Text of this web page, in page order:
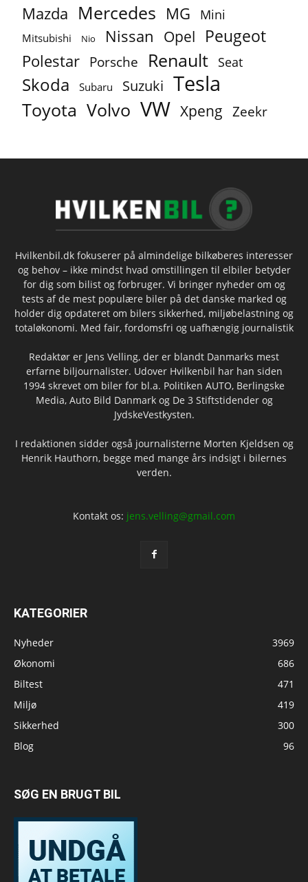
Mazda Mercedes MG Mini
Mitsubishi Nio Nissan Opel Peugeot
Polestar Porsche Renault Seat
Skoda Subaru Suzuki Tesla
Toyota Volvo VW Xpeng Zeekr
Hvilkenbil.dk fokuserer på almindelige bilkøberes interesser
og behov – ikke mindst hvad omstillingen til elbiler betyder
for dig som bilist og forbruger. Vi bringer nyheder om og
tests af de mest populære biler på det danske marked og
holder dig opdateret om bilers sikkerhed, miljøbelastning og
totaløkonomi. Med fair, fordomsfri og uafhængig journalistik
Redaktør er Jens Velling, der er blandt Danmarks mest
erfarne biljournalister. Udover Hvilkenbil har han siden
1994 skrevet om biler for bl.a. Politiken AUTO, Berlingske
Media, Auto Bild Danmark og De 3 Stiftstidender og
JydskeVestkysten.
I redaktionen sidder også journalisterne Morten Kjeldsen og
Henrik Hauthorn, begge med mange års indsigt i bilernes
verden.
Kontakt os: jens.velling@gmail.com
KATEGORIER
Nyheder
3969
Økonomi
686
Biltest
471
Miljø
419
Sikkerhed
300
Blog
96
SØG EN BRUGT BIL